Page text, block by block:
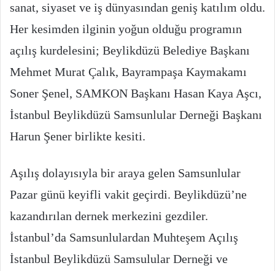
sanat, siyaset ve iş dünyasından geniş katılım oldu.
Her kesimden ilginin yoğun olduğu programın
açılış kurdelesini; Beylikdüzü Belediye Başkanı
Mehmet Murat Çalık, Bayrampaşa Kaymakamı
Soner Şenel, SAMKON Başkanı Hasan Kaya Aşcı,
İstanbul Beylikdüzü Samsunlular Derneği Başkanı
Harun Şener birlikte kesiti.
Aşılış dolayısıyla bir araya gelen Samsunlular
Pazar günü keyifli vakit geçirdi. Beylikdüzü’ne
kazandırılan dernek merkezini gezdiler.
İstanbul’da Samsunlulardan Muhteşem Açılış
İstanbul Beylikdüzü Samsulular Derneği ve